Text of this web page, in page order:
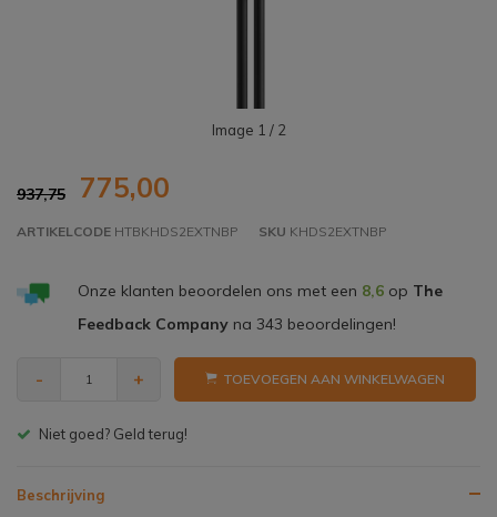
Image 1 / 2
937,75 775,00
ARTIKELCODE HTBKHDS2EXTNBP SKU KHDS2EXTNBP
Onze klanten beoordelen ons met een 8,6op The
Feedback Companyna 343 beoordelingen!
- + TOEVOEGEN AAN WINKELWAGEN
Gratis bezorgen v.a. € 150,- (NL)
Beschrijving